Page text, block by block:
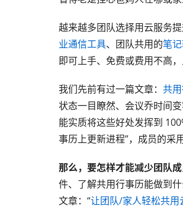
越来越多团队选择用云服务
业通信工具、团队共用的笔
即可上手、免费或费用不高
我们先前有过一篇文章：共
状态一目瞭然、会议乔时间
能实质将这些好处发挥到
事历上更新进程”，成员的采
那么，要怎样才能减少团队
件、了解共用行事历能做到
文章：“让团队/家人轻松共